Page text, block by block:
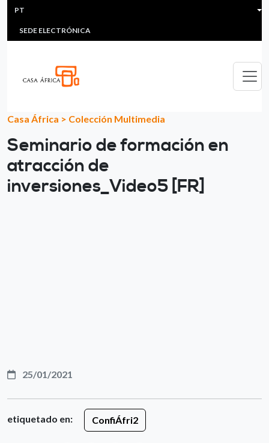
Passar para o conteúdo principal
HEADER MENU
MULTIMEDIA
SEDE ELECTRÓNICA
PT
Casa África > Colección Multimedia
Seminario de formación en
atracción de
inversiones_Video5 [FR]
25/01/2021
etiquetado en: ConfiÁfri2